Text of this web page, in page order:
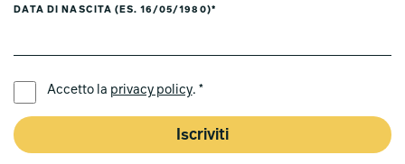
DATA DI NASCITA (ES. 16/05/1980)*
Accetto la privacy policy. *
Iscriviti